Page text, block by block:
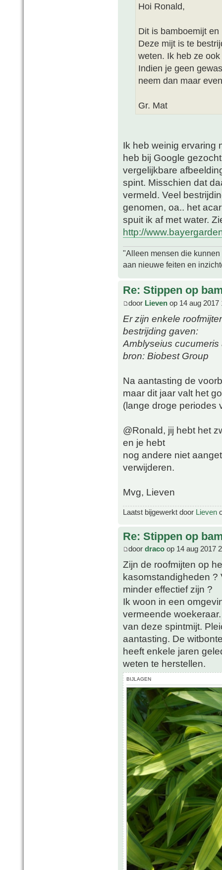
Hoi Ronald,
Dit is bamboemijt
Deze mijt is te
weten. Ik heb ze
Indien je geen
neem dan maar
Gr. Mat
Ik heb weinig ervaring
heb bij Google
vergelijkbare
spint. Misschien dat
vermeld. Veel
genomen, oa.. het
spuit ik af met water.
http://
"Alleen mensen die
aan nieuwe feiten en
Re: Stippen op
door Lieven op 14 aug 2017
Er zijn enkele
bestrijding gaven:
Amblyseius
bron: Biobest Group
Na aantasting de
maar dit jaar valt het
(lange droge periodes
@Ronald, jij hebt het
en je hebt
nog andere niet
verwijderen.
Mvg, Lieven
Laatst bijgewerkt door Lieven
Re: Stippen op
door draco op 14 aug 2017
Zijn de roofmijten op
kasomstandigheden ?
minder effectief zijn ?
Ik woon in een
vermeende
van deze spintmijt.
aantasting. De
heeft enkele jaren
weten te herstellen.
BIJLAGEN